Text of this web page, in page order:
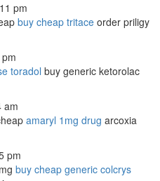
pm
buy cheap tritace order priligy
toradol buy generic ketorolac
am
amaryl 1mg drug arcoxia
pm
buy cheap generic colcrys